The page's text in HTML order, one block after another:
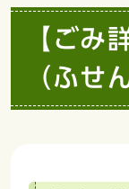
【ごみ
（ふせ